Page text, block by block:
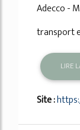
Adecco -
transport
LIRE
Site :